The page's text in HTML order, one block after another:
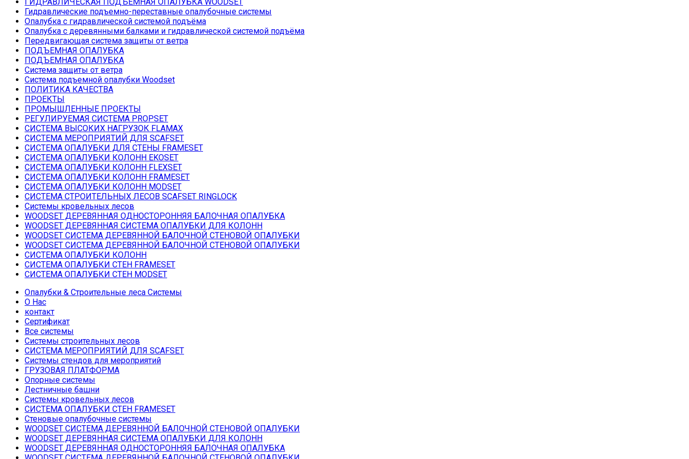
Гидравлические подъемно-переставные опалубочные системы
Опалубка с гидравлической системой подъёма
Опалубка с деревянными балками и гидравлической системой подъёма
Передвигающая система защиты от ветра
ПОДЪЕМНАЯ ОПАЛУБКА
ПОДЪЕМНАЯ ОПАЛУБКА
Система защиты от ветра
Система подъемной опалубки Woodset
ПОЛИТИКА КАЧЕСТВА
ПРОЕКТЫ
ПРОМЫШЛЕННЫЕ ПРОЕКТЫ
РЕГУЛИРУЕМАЯ СИСТЕМА PROPSET
СИСТЕМА ВЫСОКИХ НАГРУЗОК FLAMAX
СИСТЕМА МЕРОПРИЯТИЙ ДЛЯ SCAFSET
СИСТЕМА ОПАЛУБКИ ДЛЯ СТЕНЫ FRAMESET
СИСТЕМА ОПАЛУБКИ КОЛОНН EKOSET
СИСТЕМА ОПАЛУБКИ КОЛОНН FLEXSET
СИСТЕМА ОПАЛУБКИ КОЛОНН FRAMESET
СИСТЕМА ОПАЛУБКИ КОЛОНН MODSET
СИСТЕМА СТРОИТЕЛЬНЫХ ЛЕСОВ SCAFSET RINGLOCK
Системы кровельных лесов
WOODSET ДЕРЕВЯННАЯ ОДНОСТОРОННЯЯ БАЛОЧНАЯ ОПАЛУБКА
WOODSET ДЕРЕВЯННАЯ СИСТЕМА ОПАЛУБКИ ДЛЯ КОЛОНН
WOODSET СИСТЕМА ДЕРЕВЯННОЙ БАЛОЧНОЙ СТЕНОВОЙ ОПАЛУБКИ
WOODSET СИСТЕМА ДЕРЕВЯННОЙ БАЛОЧНОЙ СТЕНОВОЙ ОПАЛУБКИ
СИСТЕМА ОПАЛУБКИ КОЛОНН
СИСТЕМА ОПАЛУБКИ СТЕН FRAMESET
СИСТЕМА ОПАЛУБКИ СТЕН MODSET
Oпалубки & Строительные леса Системы
O Hac
контакт
Сертификат
Все системы
Системы строительных лесов
СИСТЕМА МЕРОПРИЯТИЙ ДЛЯ SCAFSET
Системы стендов для мероприятий
ГРУЗОВАЯ ПЛАТФОРМА
Опорные системы
Лестничные башни
Системы кровельных лесов
СИСТЕМА ОПАЛУБКИ СТЕН FRAMESET
Стеновые опалубочные системы
WOODSET СИСТЕМА ДЕРЕВЯННОЙ БАЛОЧНОЙ СТЕНОВОЙ ОПАЛУБКИ
WOODSET ДЕРЕВЯННАЯ СИСТЕМА ОПАЛУБКИ ДЛЯ КОЛОНН
WOODSET ДЕРЕВЯННАЯ ОДНОСТОРОННЯЯ БАЛОЧНАЯ ОПАЛУБКА